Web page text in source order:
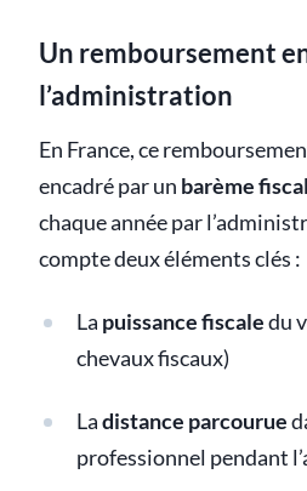
Un remboursement
l’administration
En France, ce
encadré par un barème fiscal
chaque année par
compte deux éléments clés :
La puissance fiscaledu
chevaux fiscaux)
Ladistance parcourue
professionnel pendant